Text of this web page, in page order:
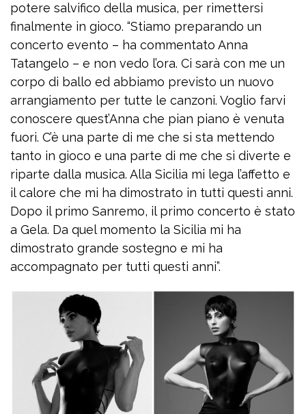
potere salvifico della musica, per rimettersi
finalmente in gioco. “Stiamo preparando un
concerto evento – ha commentato Anna
Tatangelo – e non vedo l’ora. Ci sarà con me un
corpo di ballo ed abbiamo previsto un nuovo
arrangiamento per tutte le canzoni. Voglio farvi
conoscere quest’Anna che pian piano è venuta
fuori. C’è una parte di me che si sta mettendo
tanto in gioco e una parte di me che si diverte e
riparte dalla musica. Alla Sicilia mi lega l’affetto e
il calore che mi ha dimostrato in tutti questi anni.
Dopo il primo Sanremo, il primo concerto è stato
a Gela. Da quel momento la Sicilia mi ha
dimostrato grande sostegno e mi ha
accompagnato per tutti questi anni”.